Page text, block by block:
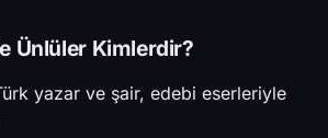
Ünlüler Kimlerdir?
yazar ve şair, edebi eserleriyle